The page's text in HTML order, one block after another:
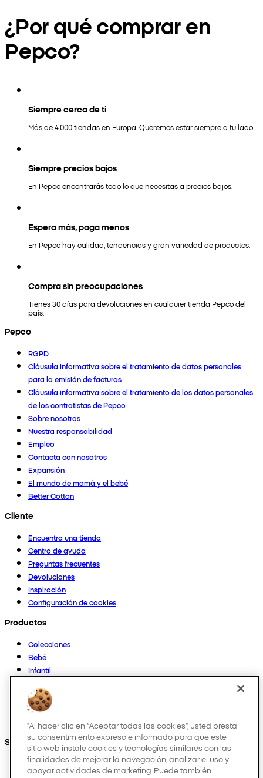
¿Por qué comprar en
Pepco?
Siempre cerca de ti
Más de 4.000 tiendas en Europa. Queremos estar siempre a tu lado.
Siempre precios bajos
En Pepco encontrarás todo lo que necesitas a precios bajos.
Espera más, paga menos
En Pepco hay calidad, tendencias y gran variedad de productos.
Compra sin preocupaciones
Tienes 30 días para devoluciones en cualquier tienda Pepco del
país.
Pepco
RGPD
Cláusula informativa sobre el tratamiento de datos personales
para la emisión de facturas
Cláusula informativa sobre el tratamiento de los datos personales
de los contratistas de Pepco
Sobre nosotros
Nuestra responsabilidad
Empleo
Contacta con nosotros
Expansión
El mundo de mamá y el bebé
Better Cotton
Cliente
Encuentra una tienda
Centro de ayuda
Preguntas frecuentes
Devoluciones
Inspiración
Configuración de cookies
Productos
Colecciones
Bebé
Infantil
Mujer
Hombre
Otros
Síguenos en:
"Al hacer clic en “Aceptar todas las cookies”, usted presta
su consentimiento expreso e informado para que este
sitio web instale cookies y tecnologías similares con las
finalidades de mejorar la navegación, analizar el uso y
apoyar actividades de marketing. Puede también